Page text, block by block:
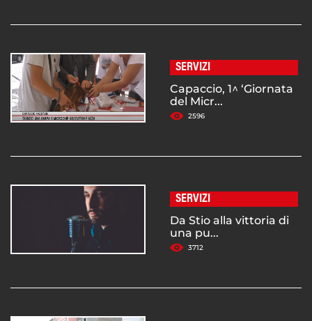
SERVIZI
Capaccio, 1^ ‘Giornata
del Micr...
2596
SERVIZI
Da Stio alla vittoria di
una pu...
3712